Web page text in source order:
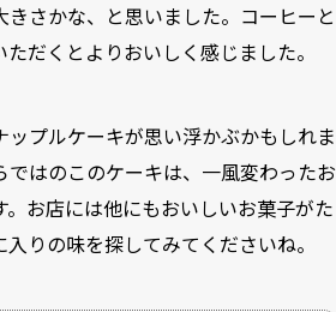
さかな、と思いました。コーヒーと
だくとよりおいしく感じました。
プルケーキが思い浮かぶかもしれま
はのこのケーキは、一風変わったお
お店には他にもおいしいお菓子がた
りの味を探してみてくださいね。